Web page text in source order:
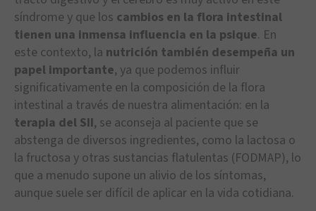
síndrome y que los cambios en la flora intestinal
tienen una inmensa influencia en la psique. En
este contexto, la nutrición también desempeña un
papel importante, ya que podemos influir
significativamente en la composición de la flora
intestinal a través de nuestra alimentación: en la
terapia del SII, se aconseja al paciente que se
abstenga de diversos ingredientes, como la lactosa o
la fructosa y otras sustancias flatulentas (FODMAP), lo
que a menudo supone un alivio de los síntomas,
aunque suele ser difícil de aplicar en la vida cotidiana.